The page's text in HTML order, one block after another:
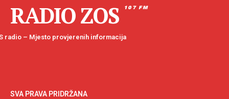
RADIO ZOS 107 FM
radio – Mjesto provjerenih informacija
SVA PRAVA PRIDRŽANA